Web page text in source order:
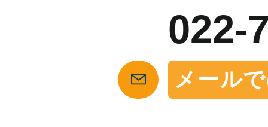
022-
メール